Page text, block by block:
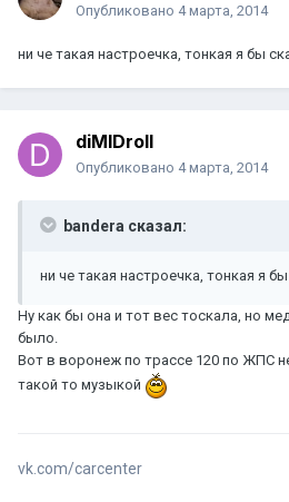
Опубликовано 4 марта, 2014
ни че такая настроечка, тонкая я бы
diMIDroll
Опубликовано 4 марта, 2014
bandera сказал:
ни че такая настроечка, тонкая я
Ну как бы она и тот вес тоскала, но
было.
Вот в воронеж по трассе 120 по ЖПС
такой то музыкой
vk.com/carcenter